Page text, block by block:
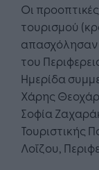
Οι
τουρισμού
απασχόλησαν
του
Ημερίδα
Χάρης
Σοφία
Τουριστικής
Λοΐζου,